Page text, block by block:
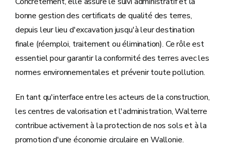
bonne gestion des certificats de qualité des terres,
depuis leur lieu d'excavation jusqu'à leur destination
finale (réemploi, traitement ou élimination). Ce rôle est
essentiel pour garantir la conformité des terres avec les
normes environnementales et prévenir toute pollution.
En tant qu'interface entre les acteurs de la construction,
les centres de valorisation et l'administration, Walterre
contribue activement à la protection de nos sols et à la
promotion d'une économie circulaire en Wallonie.